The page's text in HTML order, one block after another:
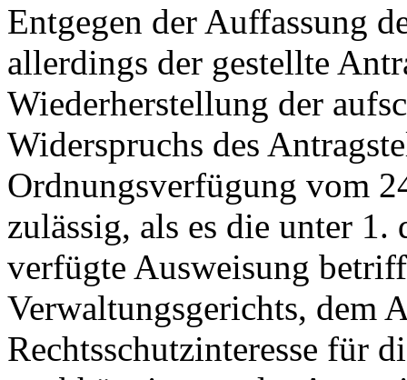
Entgegen der Auffassung
allerdings der gestellte
Wiederherstellung der
Widerspruchs des
Ordnungsverfügung vom
zulässig, als es die unter 1.
verfügte Ausweisung
Verwaltungsgerichts, dem
Rechtsschutzinteresse für